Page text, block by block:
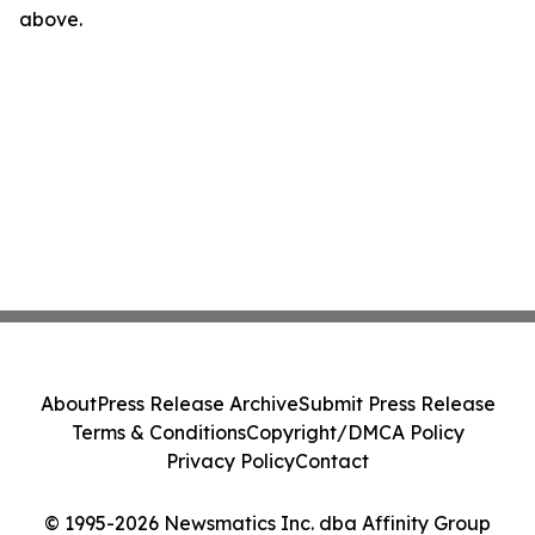
above.
© 1995-2026 Newsmatics Inc. dba Affinity Group
AboutPress Release ArchiveSubmit Press Release
Terms & ConditionsCopyright/DMCA Policy
Privacy PolicyContact